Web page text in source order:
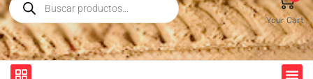
Your Cart